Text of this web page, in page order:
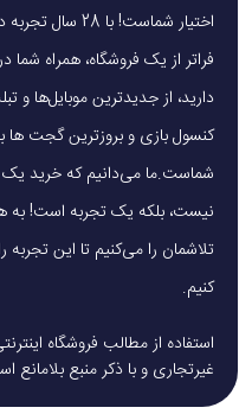
اختیار شماست!
فراتر از یک فروشگاه، همراه شما
دارید، از جدیدترین موبایل‌ها و
کنسول بازی و بروزترین گجت ها
شماست.ما می‌دانیم که خرید
تلاشمان را می‌کنیم تا این
کنیم.
غیرتجاری و با ذکر منبع بلامانع